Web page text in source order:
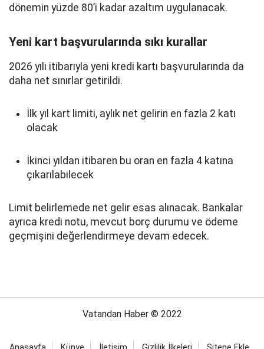
dönemin yüzde 80’i kadar azaltım uygulanacak.
Yeni kart başvurularında sıkı kurallar
2026 yılı itibarıyla yeni kredi kartı başvurularında da
daha net sınırlar getirildi.
İlk yıl kart limiti, aylık net gelirin en fazla 2 katı
olacak
İkinci yıldan itibaren bu oran en fazla 4 katına
çıkarılabilecek
Limit belirlemede net gelir esas alınacak. Bankalar
ayrıca kredi notu, mevcut borç durumu ve ödeme
geçmişini değerlendirmeye devam edecek.
Vatandan Haber © 2022